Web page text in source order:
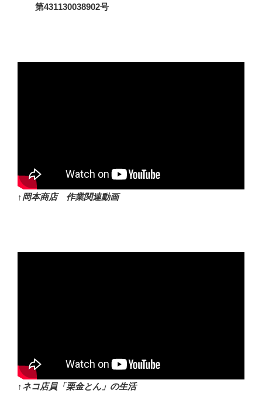
第431130038902号
↑岡本商店 作業関連動画
↑ネコ店員「栗金とん」の生活